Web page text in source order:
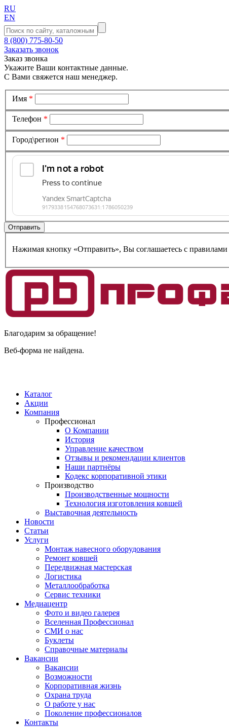
RU
EN
8 (800) 775-80-50
Заказать звонок
Заказ звонка
Укажите Ваши контактные данные.
С Вами свяжется наш менеджер.
Имя *
Телефон *
Город\регион *
Нажимая кнопку «Отправить», Вы соглашаетесь c правилами
Благодарим за обращение!
Веб-форма не найдена.
Каталог
Акции
Компания
Профессионал
О Компании
История
Управление качеством
Отзывы и рекомендации клиентов
Наши партнёры
Кодекс корпоративной этики
Производство
Производственные мощности
Технология изготовления ковшей
Выставочная деятельность
Новости
Статьи
Услуги
Монтаж навесного оборудования
Ремонт ковшей
Передвижная мастерская
Логистика
Металлообработка
Сервис техники
Медиацентр
Фото и видео галерея
Вселенная Профессионал
СМИ о нас
Буклеты
Справочные материалы
Вакансии
Вакансии
Возможности
Корпоративная жизнь
Охрана труда
О работе у нас
Поколение профессионалов
Контакты